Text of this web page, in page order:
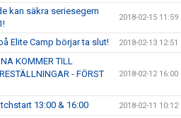
kan säkra seriesegern
2018-02-15 11:59
Elite Camp börjar ta slut! 2018-02-13 12:51
KOMMER TILL
- FÖRST
2018-02-12 16:00
13:00 & 16:00 2018-02-11 10:12